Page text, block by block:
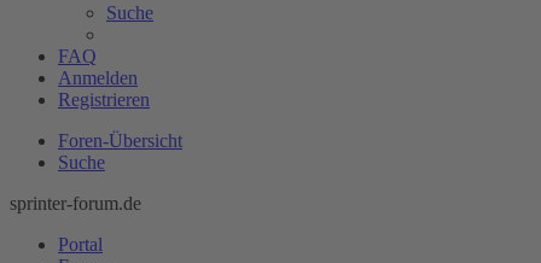
Suche
FAQ
Anmelden
Registrieren
Foren-Übersicht
Suche
sprinter-forum.de
Portal